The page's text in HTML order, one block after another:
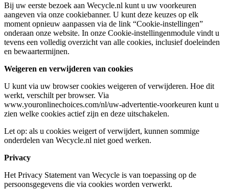
Bij uw eerste bezoek aan Wecycle.nl kunt u uw voorkeuren
aangeven via onze cookiebanner. U kunt deze keuzes op elk
moment opnieuw aanpassen via de link “Cookie-instellingen”
onderaan onze website. In onze Cookie-instellingenmodule vindt u
tevens een volledig overzicht van alle cookies, inclusief doeleinden
en bewaartermijnen.
Weigeren en verwijderen van cookies
U kunt via uw browser cookies weigeren of verwijderen. Hoe dit
werkt, verschilt per browser. Via
www.youronlinechoices.com/nl/uw-advertentie-voorkeuren kunt u
zien welke cookies actief zijn en deze uitschakelen.
Let op: als u cookies weigert of verwijdert, kunnen sommige
onderdelen van Wecycle.nl niet goed werken.
Privacy
Het Privacy Statement van Wecycle is van toepassing op de
persoonsgegevens die via cookies worden verwerkt.